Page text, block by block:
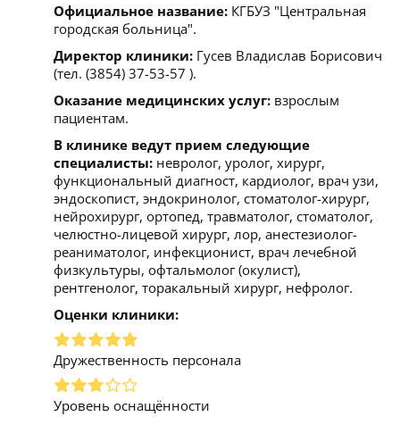
Официальное название: КГБУЗ "Центральная
городская больница".
Директор клиники: Гусев Владислав Борисович
(тел. (3854) 37-53-57 ).
Оказание медицинских услуг: взрослым
пациентам.
В клинике ведут прием следующие
специалисты: невролог, уролог, хирург,
функциональный диагност, кардиолог, врач узи,
эндоскопист, эндокринолог, стоматолог-хирург,
нейрохирург, ортопед, травматолог, стоматолог,
челюстно-лицевой хирург, лор, анестезиолог-
реаниматолог, инфекционист, врач лечебной
физкультуры, офтальмолог (окулист),
рентгенолог, торакальный хирург, нефролог.
Оценки клиники:
Дружественность персонала
Уровень оснащённости